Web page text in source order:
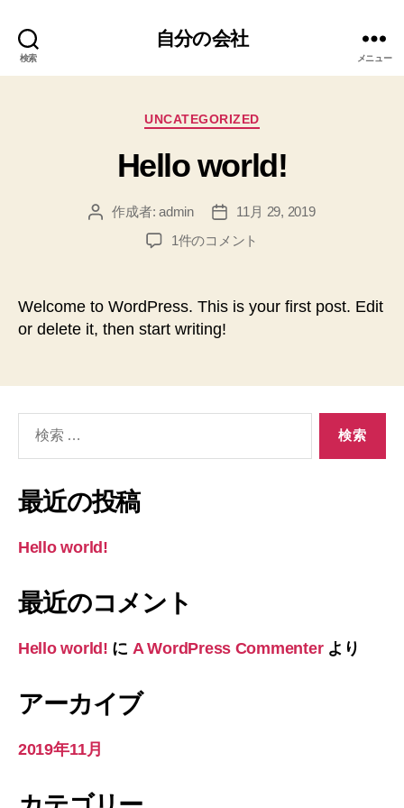
検索
自分の会社
メニュー
カ
ゴ
リ
UNCATEGORIZED
Hello world!
投
作成者:admin
投
稿
11月 29, 2019
Hello
1件のコメント
Welcome to WordPress. This is your first post. Edit
or delete it, then start writing!
象:
最近の投稿
Hello world!
最近のコメント
Hello world! に A WordPress Commenterより
アーカイブ
2019年11月